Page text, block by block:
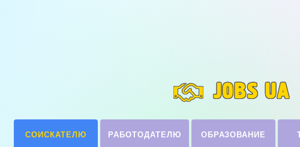
JOBS UA
СОИСКАТЕЛЮ РАБОТОДАТЕЛЮ ОБРАЗОВАНИЕ